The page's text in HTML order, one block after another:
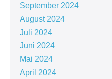
September 2024
August 2024
Juli 2024
Juni 2024
Mai 2024
April 2024